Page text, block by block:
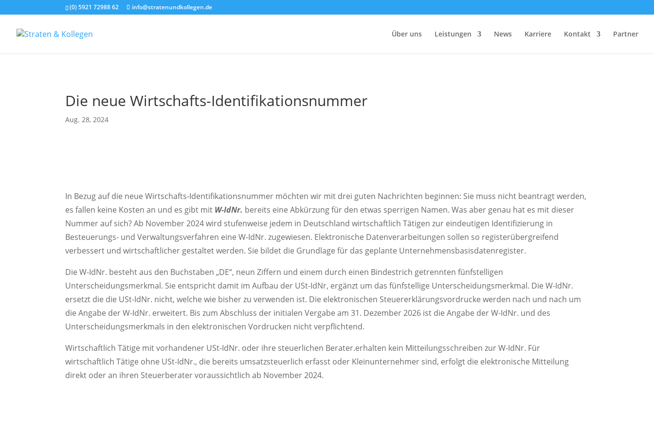
(0) 5921 72988 62 info@stratenundkollegen.de
Über uns Leistungen News Karriere Kontakt Partner
Die neue Wirtschafts-Identifikationsnummer
Aug. 28, 2024
In Bezug auf die neue Wirtschafts-Identifikationsnummer möchten wir mit drei guten Nachrichten beginnen: Sie muss nicht beantragt werden,
es fallen keine Kosten an und es gibt mit W-IdNr. bereits eine Abkürzung für den etwas sperrigen Namen. Was aber genau hat es mit dieser
Nummer auf sich? Ab November 2024 wird stufenweise jedem in Deutschland wirtschaftlich Tätigen zur eindeutigen Identifizierung in
Besteuerungs- und Verwaltungsverfahren eine W-IdNr. zugewiesen. Elektronische Datenverarbeitungen sollen so registerübergreifend
verbessert und wirtschaftlicher gestaltet werden. Sie bildet die Grundlage für das geplante Unternehmensbasisdatenregister.
Die W-IdNr. besteht aus den Buchstaben „DE“, neun Ziffern und einem durch einen Bindestrich getrennten fünfstelligen
Unterscheidungsmerkmal. Sie entspricht damit im Aufbau der USt-IdNr, ergänzt um das fünfstellige Unterscheidungsmerkmal. Die W-IdNr.
ersetzt die die USt-IdNr. nicht, welche wie bisher zu verwenden ist. Die elektronischen Steuererklärungsvordrucke werden nach und nach um
die Angabe der W-IdNr. erweitert. Bis zum Abschluss der initialen Vergabe am 31. Dezember 2026 ist die Angabe der W-IdNr. und des
Unterscheidungsmerkmals in den elektronischen Vordrucken nicht verpflichtend.
Wirtschaftlich Tätige mit vorhandener USt-IdNr. oder ihre steuerlichen Berater.erhalten kein Mitteilungsschreiben zur W-IdNr. Für
wirtschaftlich Tätige ohne USt-IdNr., die bereits umsatzsteuerlich erfasst oder Kleinunternehmer sind, erfolgt die elektronische Mitteilung
direkt oder an ihren Steuerberater voraussichtlich ab November 2024.